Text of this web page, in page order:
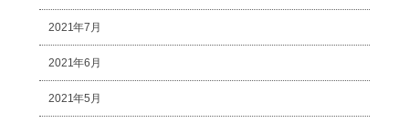
2021年7月
2021年6月
2021年5月